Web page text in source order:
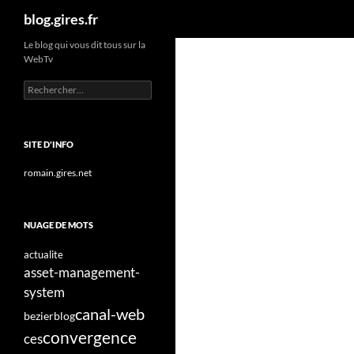
Aller
contenu
blog.gires.fr
Le blog qui vous dit tous sur la
WebTv
Rechercher :
SITE D'INFO
romain.gires.net
NUAGE DE MOTS
actualite
asset-management-
system
bezierblogcanal-web
cesconvergence